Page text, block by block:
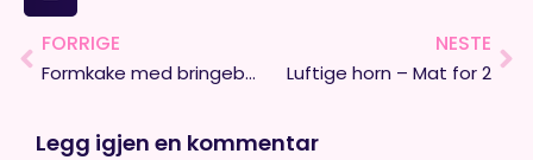
Prev
FORRIGE
Formkake med bringebær og sitronglasur
NESTE
Luftige horn – Mat for 2
Legg igjen en kommentar